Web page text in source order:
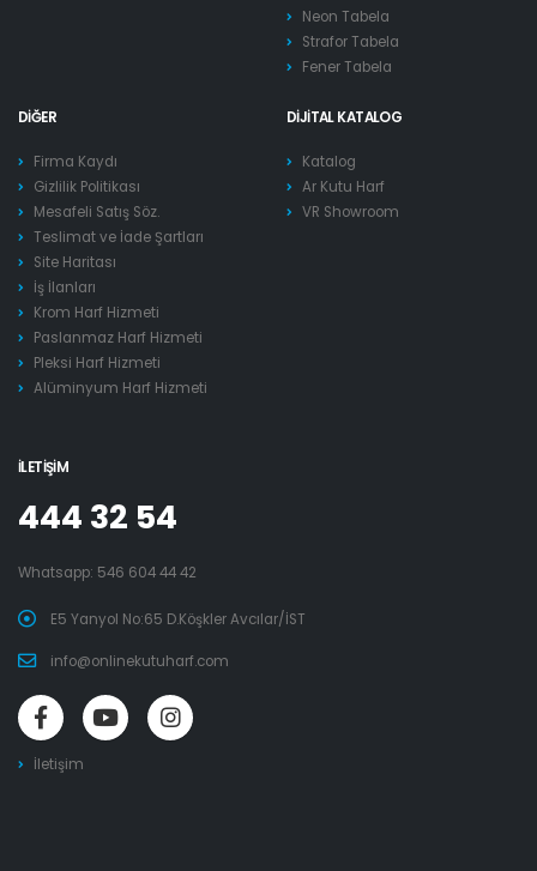
Neon Tabela
Strafor Tabela
Fener Tabela
DIĞER
Firma Kaydı
Gizlilik Politikası
Mesafeli Satış Söz.
Teslimat ve İade Şartları
Site Haritası
İş İlanları
Krom Harf Hizmeti
Paslanmaz Harf Hizmeti
Pleksi Harf Hizmeti
Alüminyum Harf Hizmeti
DIJITAL KATALOG
Katalog
Ar Kutu Harf
VR Showroom
İLETIŞIM
444 32 54
Whatsapp: 546 604 44 42
E5 Yanyol No:65 D.Köşkler Avcılar/İST
info@onlinekutuharf.com
İletişim